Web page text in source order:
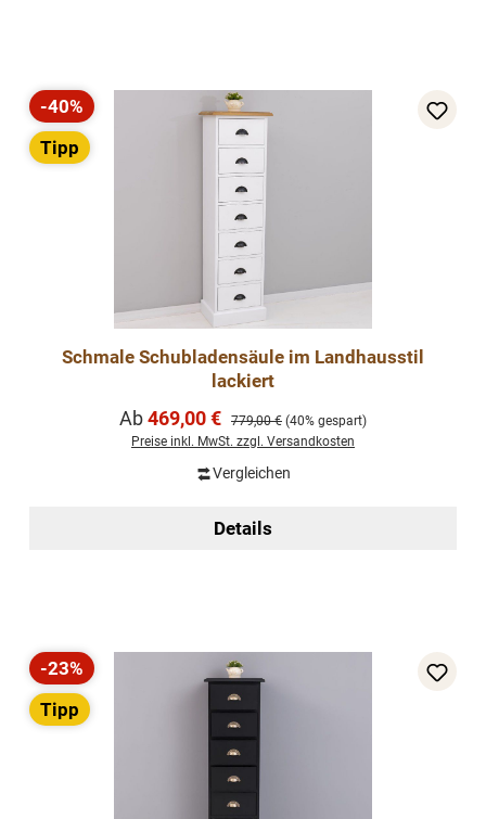
Rabatt
-40%
Tipp
Schmale Schubladensäule im Landhausstil
lackiert
Verkaufspreis:
Ab469,00 € Regulärer Preis:
779,00 € (40% gespart)
Preise inkl. MwSt. zzgl. Versandkosten
Vergleichen
Details
Rabatt
-23%
Tipp